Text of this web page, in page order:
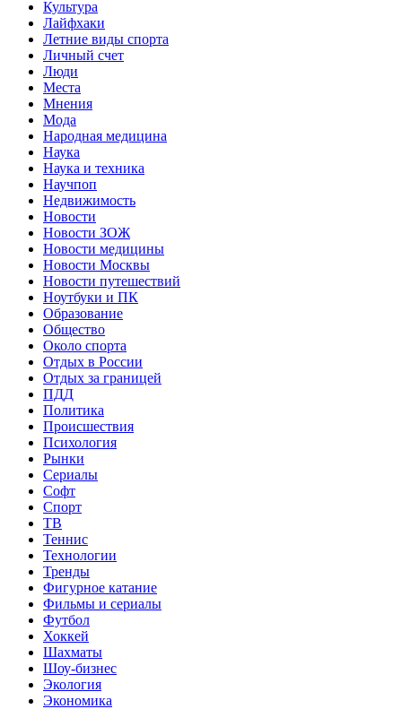
Культура
Лайфхаки
Летние виды спорта
Личный счет
Люди
Места
Мнения
Мода
Народная медицина
Наука
Наука и техника
Научпоп
Недвижимость
Новости
Новости ЗОЖ
Новости медицины
Новости Москвы
Новости путешествий
Ноутбуки и ПК
Образование
Общество
Около спорта
Отдых в России
Отдых за границей
ПДД
Политика
Происшествия
Психология
Рынки
Сериалы
Софт
Спорт
ТВ
Теннис
Технологии
Тренды
Фигурное катание
Фильмы и сериалы
Футбол
Хоккей
Шахматы
Шоу-бизнес
Экология
Экономика